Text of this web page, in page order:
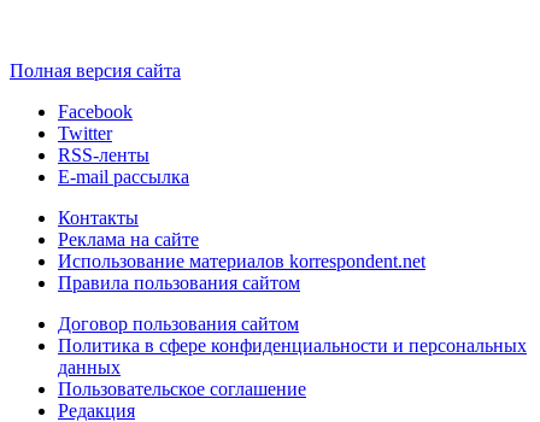
Полная версия сайта
Facebook
Twitter
RSS-ленты
E-mail рассылка
Контакты
Реклама на сайте
Использование материалов korrespondent.net
Правила пользования сайтом
Договор пользования сайтом
Политика в сфере конфиденциальности и персональных
данных
Пользовательское соглашение
Редакция